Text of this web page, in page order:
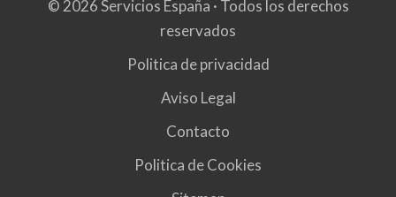
© 2026 Servicios España · Todos los derechos
reservados
Politica de privacidad
Aviso Legal
Contacto
Politica de Cookies